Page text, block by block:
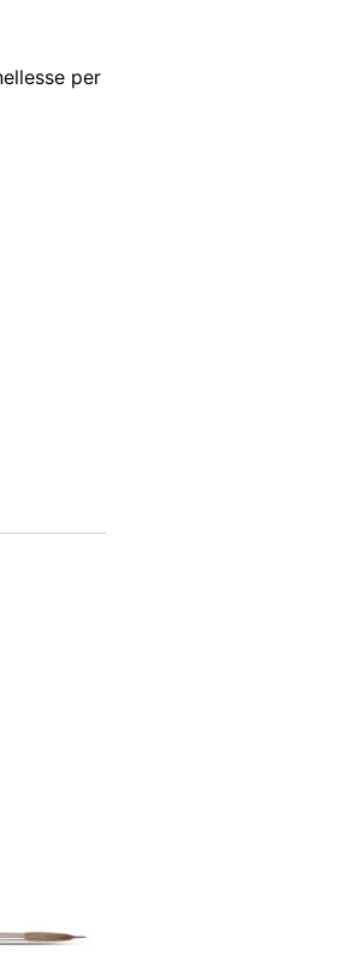
per